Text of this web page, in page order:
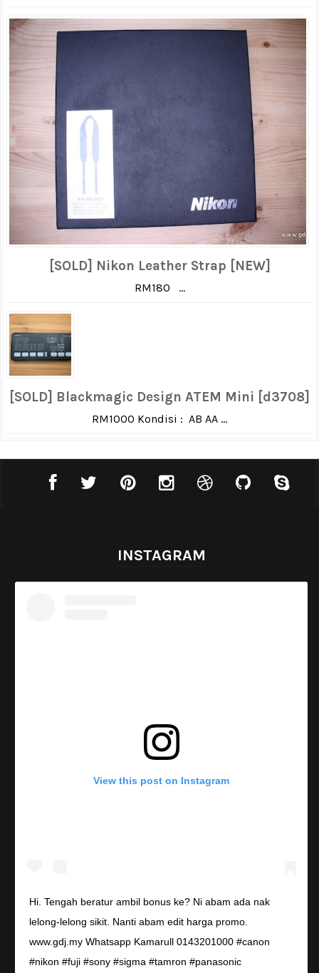
[SOLD] Nikon Leather Strap [NEW]
RM180 ...
[SOLD] Blackmagic Design ATEM Mini [d3708]
RM1000 Kondisi : AB AA ...
INSTAGRAM
View this post on Instagram
Hi. Tengah beratur ambil bonus ke? Ni abam ada nak
lelong-lelong sikit. Nanti abam edit harga promo.
www.gdj.my Whatsapp Kamarull 0143201000 #canon
#nikon #fuji #sony #sigma #tamron #panasonic